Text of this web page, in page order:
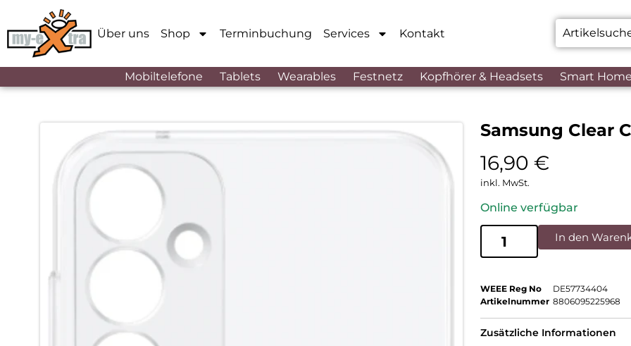
Über uns Shop Terminbuchung Services Kontakt
Mobiltelefone Tablets Wearables Festnetz Kopfhörer & Headsets Smart
Samsung Clear
16,90 €
inkl. MwSt.
Online verfügbar
In den
WEEE Reg No
DE57734404
Artikelnummer 8806095225968
Zusätzliche Informationen